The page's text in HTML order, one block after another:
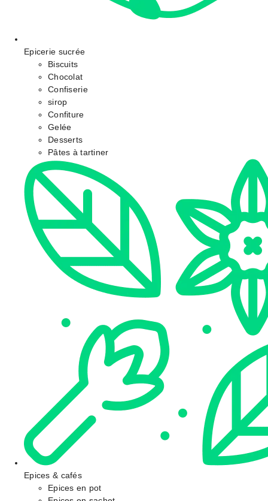
Epicerie sucrée
Biscuits
Chocolat
Confiserie
sirop
Confiture
Gelée
Desserts
Pâtes à tartiner
Epices & cafés
Epices en pot